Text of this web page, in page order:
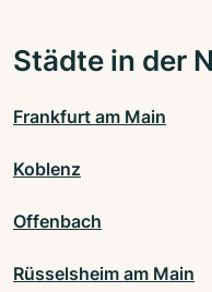
Städte in der
Frankfurt am Main
Koblenz
Offenbach
Rüsselsheim am Main